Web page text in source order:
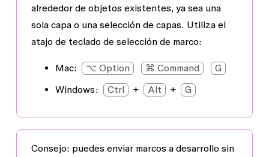
alrededor de objetos existentes, ya sea una
sola capa o una selección de capas. Utiliza el
atajo de teclado de selección de marco:
Mac: ⌥ Option ⌘ Command
G
Windows:
Ctrl + Alt + G
Consejo: puedes enviar marcos a desarrollo sin